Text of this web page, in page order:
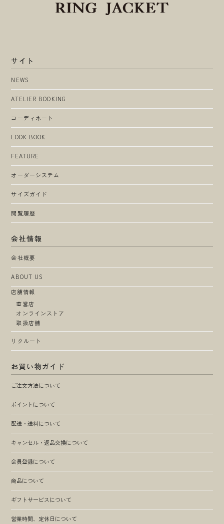
サイト
NEWS
ATELIER BOOKING
コーディネート
LOOK BOOK
FEATURE
オーダーシステム
サイズガイド
閲覧履歴
会社情報
会社概要
ABOUT US
店舗情報
直営店
オンラインストア
取扱店舗
リクルート
お買い物ガイド
ご注文方法について
ポイントについて
配送・送料について
キャンセル・返品交換について
会員登録について
商品について
ギフトサービスについて
営業時間、定休日について